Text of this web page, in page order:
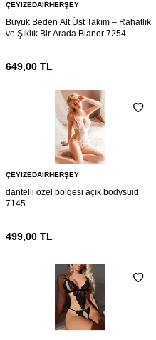
ÇEYIZEDAIRHERŞEY
Büyük Beden Alt Üst Takım – Rahatlık
ve Şıklık Bir Arada Blanor 7254
649,00 TL
ÇEYIZEDAIRHERŞEY
dantelli özel bölgesi açık bodysuid
7145
499,00 TL